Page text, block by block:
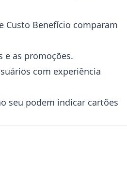
Custo Benefício comparam
e as promoções.
com experiência
seu podem indicar cartões